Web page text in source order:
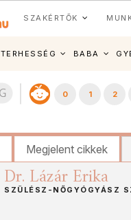
SZAKÉRTŐK
TERHESSÉG BABA
0 1 2
Megjelent cikkek
Dr. Lázár Erika
SZÜLÉSZ-NŐGYÓGYÁSZ